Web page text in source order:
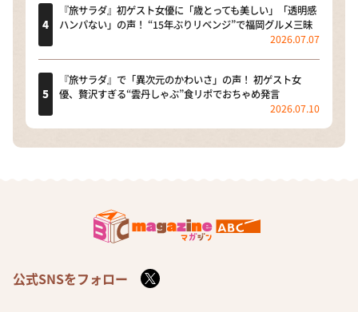
『旅サラダ』初ゲスト女優に「歳とっても美しい」「透明感
ハンパない」の声！ “15年ぶりリベンジ”で福岡グルメ三昧
2026.07.07
『旅サラダ』で「異次元のかわいさ」の声！ 初ゲスト女
優、贅沢すぎる“雲丹しゃぶ”食リポでおちゃめ発言
2026.07.10
公式SNSをフォロー